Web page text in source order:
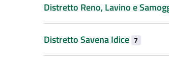
Distretto Reno, Lavino e
Distretto Savena Idice 7